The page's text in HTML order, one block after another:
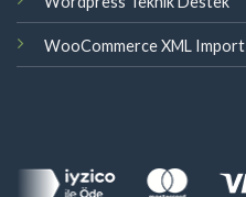
WooCommerce XML Import